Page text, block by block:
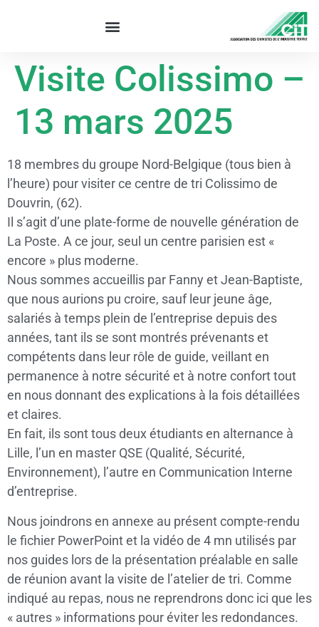
Visite Colissimo –
13 mars 2025
18 membres du groupe Nord-Belgique (tous bien à
l’heure) pour visiter ce centre de tri Colissimo de
Douvrin, (62).
Il s’agit d’une plate-forme de nouvelle génération de
La Poste. A ce jour, seul un centre parisien est «
encore » plus moderne.
Nous sommes accueillis par Fanny et Jean-Baptiste,
que nous aurions pu croire, sauf leur jeune âge,
salariés à temps plein de l’entreprise depuis des
années, tant ils se sont montrés prévenants et
compétents dans leur rôle de guide, veillant en
permanence à notre sécurité et à notre confort tout
en nous donnant des explications à la fois détaillées
et claires.
En fait, ils sont tous deux étudiants en alternance à
Lille, l’un en master QSE (Qualité, Sécurité,
Environnement), l’autre en Communication Interne
d’entreprise.
Nous joindrons en annexe au présent compte-rendu
le fichier PowerPoint et la vidéo de 4 mn utilisés par
nos guides lors de la présentation préalable en salle
de réunion avant la visite de l’atelier de tri. Comme
indiqué au repas, nous ne reprendrons donc ici que les
« autres » informations pour éviter les redondances.